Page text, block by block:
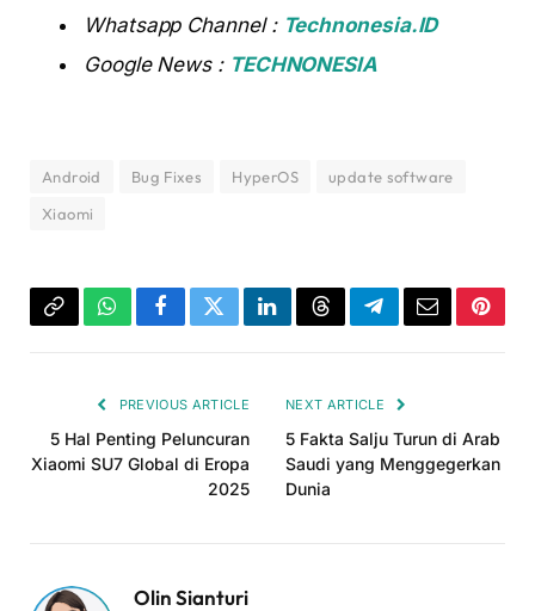
Whatsapp Channel : Technonesia.ID
Google News : TECHNONESIA
Android Bug Fixes HyperOS
update software
Xiaomi
Copy WhatsAppFacebookTwitterLinkedInThreadsTelegramEmail
PREVIOUS ARTICLE
5 Hal Penting Peluncuran
Xiaomi SU7 Global di Eropa
2025
NEXT ARTICLE
5 Fakta Salju Turun di Arab
Saudi yang Menggegerkan
Dunia
Olin Sianturi